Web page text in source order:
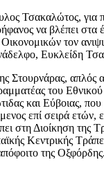
Τσακαλώτος, για
να βλέπει στα
τον
Ευκλείδη
Στουρνάρας, απλός
του
και Εύβοιας, που
επί σειρά ετών,
στη Διοίκηση της
Κεντρικής
της Οξφόρδης.